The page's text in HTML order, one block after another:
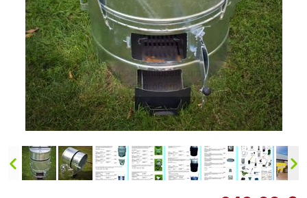
Doppelt antippen zum
vergrößern